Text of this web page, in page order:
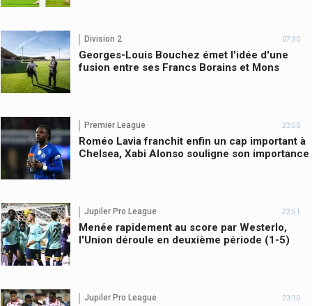
Division 2 07:30
Georges-Louis Bouchez émet l'idée d'une
fusion entre ses Francs Borains et Mons
Premier League 23:50
Roméo Lavia franchit enfin un cap important à
Chelsea, Xabi Alonso souligne son importance
Jupiler Pro League 22:51
Menée rapidement au score par Westerlo,
l'Union déroule en deuxième période (1-5)
Jupiler Pro League 23:10